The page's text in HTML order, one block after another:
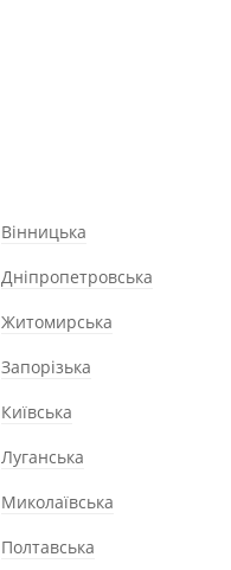
Вінницька
Дніпропетровська
Житомирська
Запорізька
Київська
Луганська
Миколаївська
Полтавська